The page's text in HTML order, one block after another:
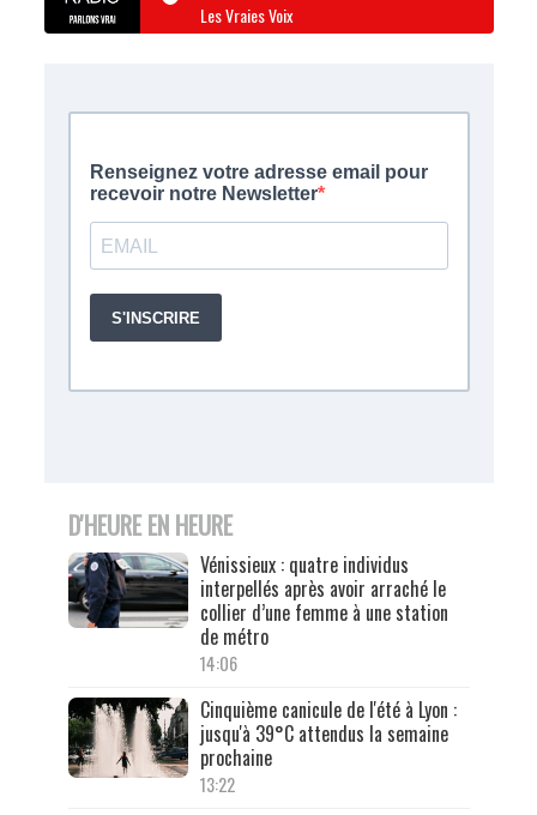
Les Vraies Voix
D'HEURE EN HEURE
Vénissieux : quatre individus
interpellés après avoir arraché le
collier d’une femme à une station
de métro
14:06
Cinquième canicule de l'été à Lyon :
jusqu'à 39°C attendus la semaine
prochaine
13:22